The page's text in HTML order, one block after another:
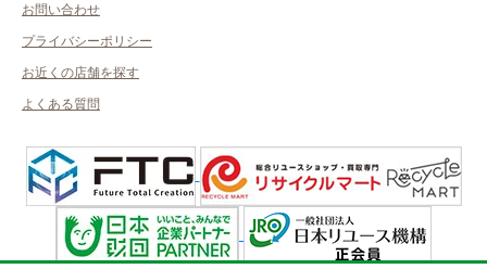
お問い合わせ
プライバシーポリシー
お近くの店舗を探す
よくある質問